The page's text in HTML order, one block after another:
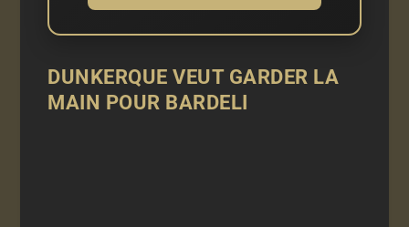
DUNKERQUE VEUT GARDER LA
MAIN POUR BARDELI